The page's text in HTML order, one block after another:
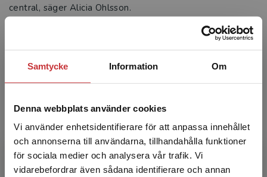
Samtycke Information Om
Denna webbplats använder cookies
Vi använder enhetsidentifierare för att anpassa innehållet
och annonserna till användarna, tillhandahålla funktioner
för sociala medier och analysera vår trafik. Vi
vidarebefordrar även sådana identifierare och annan
Begränsad fraktregion
central, säger Alicia Ohlsson.
Aktuell bok